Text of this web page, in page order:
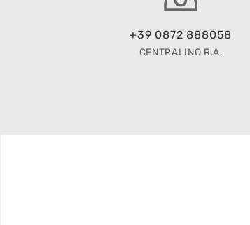
+39 0872 888058
CENTRALINO R.A.